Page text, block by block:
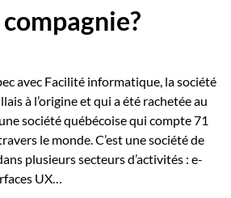
avec Facilité informatique, la société
à l’origine et qui a été rachetée au
société québécoise qui compte 71
le monde. C’est une société de
plusieurs secteurs d’activités : e-
UX…